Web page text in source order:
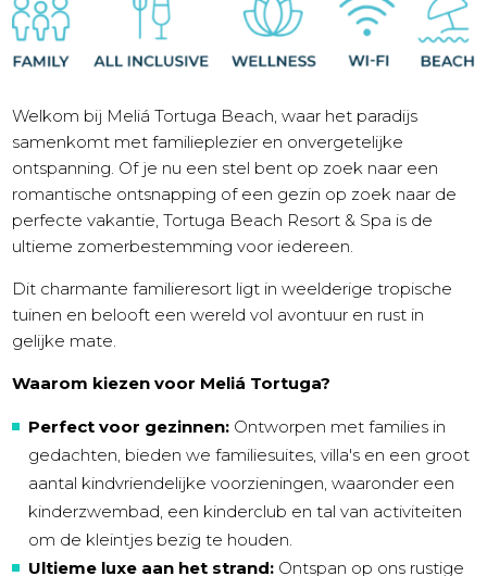
Welkom bij Meliá Tortuga Beach, waar het paradijs
samenkomt met familieplezier en onvergetelijke
ontspanning. Of je nu een stel bent op zoek naar een
romantische ontsnapping of een gezin op zoek naar de
perfecte vakantie, Tortuga Beach Resort & Spa is de
ultieme zomerbestemming voor iedereen.
Dit charmante familieresort ligt in weelderige tropische
tuinen en belooft een wereld vol avontuur en rust in
gelijke mate.
Waarom kiezen voor Meliá Tortuga?
Perfect voor gezinnen: Ontworpen met families in
gedachten, bieden we familiesuites, villa's en een groot
aantal kindvriendelijke voorzieningen, waaronder een
kinderzwembad, een kinderclub en tal van activiteiten
om de kleintjes bezig te houden.
Ultieme luxe aan het strand: Ontspan op ons rustige